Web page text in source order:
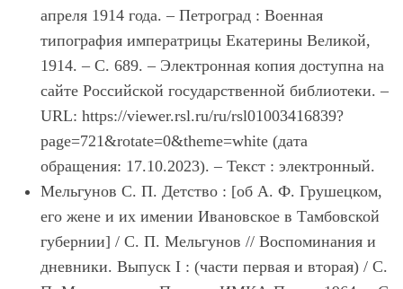
апреля 1914 года. – Петроград : Военная
типография императрицы Екатерины Великой,
1914. – С. 689. – Электронная копия доступна на
сайте Российской государственной библиотеки. –
URL: https://viewer.rsl.ru/ru/rsl01003416839?
page=721&rotate=0&theme=white (дата
обращения: 17.10.2023). – Текст : электронный.
Мельгунов С. П. Детство : [об А. Ф. Грушецком,
его жене и их имении Ивановское в Тамбовской
губернии] / С. П. Мельгунов // Воспоминания и
дневники. Выпуск I : (части первая и вторая) / С.